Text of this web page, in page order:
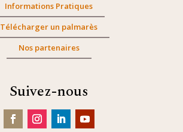
Informations Pratiques
Télécharger un palmarès
Nos partenaires
Suivez-nous